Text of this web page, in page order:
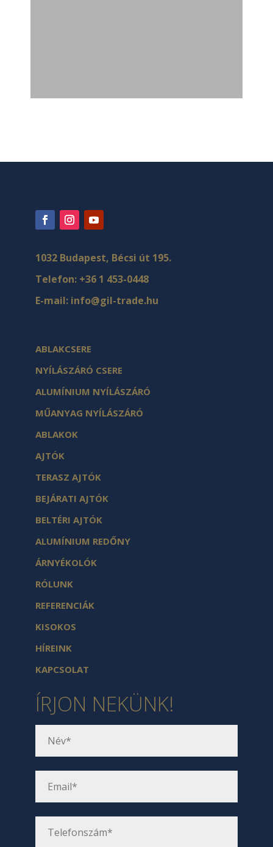
1032 Budapest, Bécsi út 195.
Telefon: +36 1 453-0448
E-mail: info@gil-trade.hu
ABLAKCSERE
NYÍLÁSZÁRÓ CSERE
ALUMÍNIUM NYÍLÁSZÁRÓ
MŰANYAG NYÍLÁSZÁRÓ
ABLAKOK
AJTÓK
TERASZ AJTÓK
BEJÁRATI AJTÓK
BELTÉRI AJTÓK
ALUMÍNIUM REDŐNY
ÁRNYÉKOLÓK
RÓLUNK
REFERENCIÁK
KISOKOS
HÍREINK
KAPCSOLAT
ÍRJON NEKÜNK!